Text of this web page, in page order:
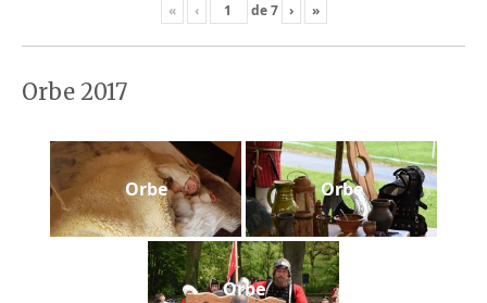
« ‹ de7 › »
Orbe 2017
Orbe Orbe
Orbe